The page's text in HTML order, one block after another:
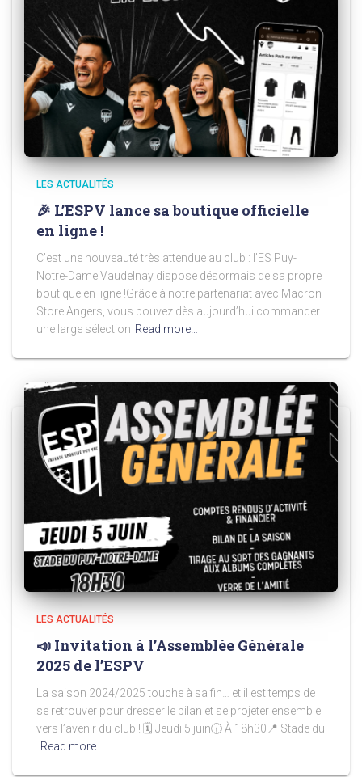
LES ACTUALITÉS
🎉 L’ESPV lance sa boutique officielle
en ligne !
C’est une nouveauté très attendue au club : l’ES Puy-
Notre-Dame Vaudelnay dispose désormais de sa propre
boutique en ligne !Grâce à notre partenariat avec Macron
Store Angers, vous pouvez dès aujourd’hui commander
une large sélection Read more…
LES ACTUALITÉS
📣 Invitation à l’Assemblée Générale
2025 de l’ESPV
La saison 2024/2025 touche à sa fin… et il est temps de
se retrouver pour dresser le bilan et se projeter ensemble
vers l’avenir du club ! 🗓 Jeudi 5 juin🕡 À 18h30📍 Stade du
Read more…